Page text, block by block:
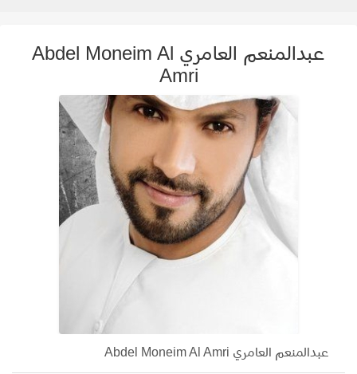
عبدالمنعم العامري Abdel Moneim Al
Amri
عبدالمنعم العامري Abdel Moneim Al Amri